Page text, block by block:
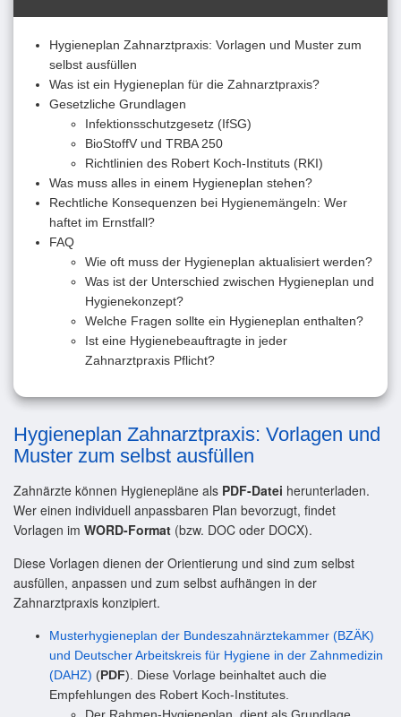
Hygieneplan Zahnarztpraxis: Vorlagen und Muster zum
selbst ausfüllen
Was ist ein Hygieneplan für die Zahnarztpraxis?
Gesetzliche Grundlagen
Infektionsschutzgesetz (IfSG)
BioStoffV und TRBA 250
Richtlinien des Robert Koch-Instituts (RKI)
Was muss alles in einem Hygieneplan stehen?
Rechtliche Konsequenzen bei Hygienemängeln: Wer
haftet im Ernstfall?
FAQ
Wie oft muss der Hygieneplan aktualisiert werden?
Was ist der Unterschied zwischen Hygieneplan und
Hygienekonzept?
Welche Fragen sollte ein Hygieneplan enthalten?
Ist eine Hygienebeauftragte in jeder
Zahnarztpraxis Pflicht?
Hygieneplan Zahnarztpraxis: Vorlagen und
Muster zum selbst ausfüllen
Zahnärzte können Hygienepläne als PDF-Datei herunterladen.
Wer einen individuell anpassbaren Plan bevorzugt, findet
Vorlagen im WORD-Format (bzw. DOC oder DOCX).
Diese Vorlagen dienen der Orientierung und sind zum selbst
ausfüllen, anpassen und zum selbst aufhängen in der
Zahnarztpraxis konzipiert.
Musterhygieneplan der Bundeszahnärztekammer (BZÄK)
und Deutscher Arbeitskreis für Hygiene in der Zahnmedizin
(DAHZ) (PDF). Diese Vorlage beinhaltet auch die
Empfehlungen des Robert Koch-Institutes.